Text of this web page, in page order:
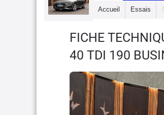
Accueil Essais
FICHE
40 TDI 190